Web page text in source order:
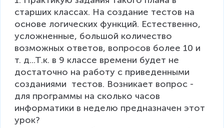
старших классах. На создание тестов на
основе логических функций. Естественно,
усложненные, большой количество
возможных ответов, вопросов более 10 и
т. д...Т.к. в 9 классе времени будет не
достаточно на работу с приведенными
созданиями  тестов. Возникает вопрос -
для программы на сколько часов
информатики в неделю предназначен этот
урок?